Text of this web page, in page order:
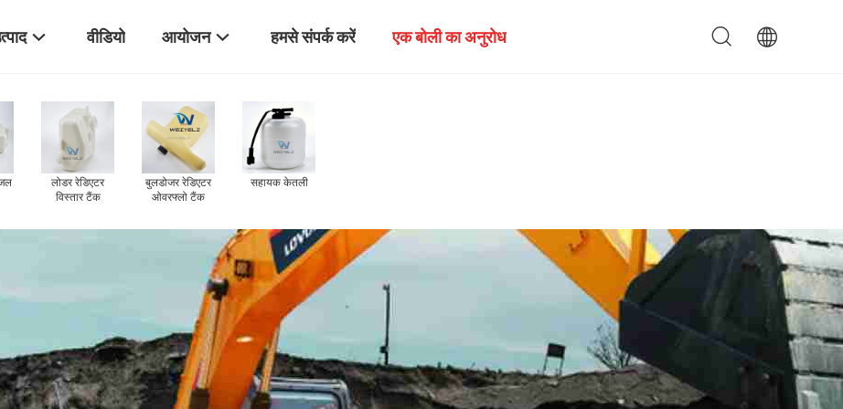
वीडियो आयोजन हमसे संपर्क करें एक बोली का अनुरोध
निर्माण मशीनरी वाइपर
केतली
रोलर सहायक जल
टैंक
लोडर रेडिएटर